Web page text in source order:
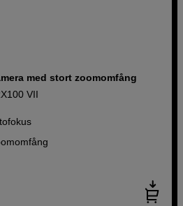
med stort zoomomfång
VII